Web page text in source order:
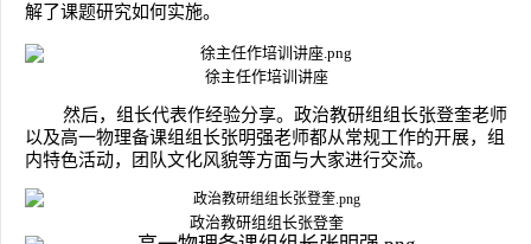
解了课题研究如何实施。
徐主任作培训讲座
然后，组长代表作经验分享。政治教研组组长张登奎老师
以及高一物理备课组组长张明强老师都从常规工作的开展，组
内特色活动，团队文化风貌等方面与大家进行交流。
政治教研组组长张登奎